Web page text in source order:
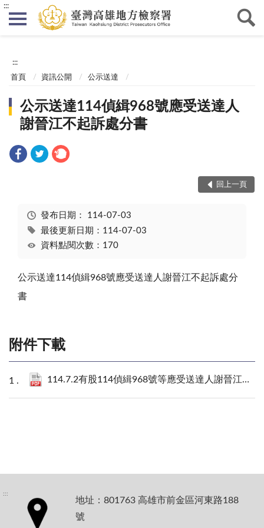
:::
:::
首頁 資訊公開 公示送達
公示送達114偵緝968號應受送達人
謝晉江不起訴處分書
回上一頁
發布日期： 114-07-03
最後更新日期：114-07-03
資料點閱次數：170
公示送達114偵緝968號應受送達人謝晉江不起訴處分
書
附件下載
114.7.2有股114偵緝968號等應受送達人謝晉江不起訴處分書.pdf
:::
地址：801763 高雄市前金區河東路188
號